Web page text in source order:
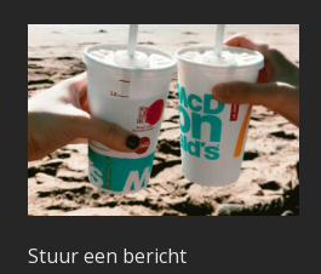
Stuur een bericht